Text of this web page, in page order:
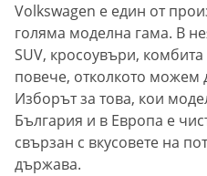
Volkswagen е един от
голяма моделна гама. В
SUV, кросоувъри,
повече, отколкото можем
Изборът за това, кои
България и в Европа е
свързан с вкусовете на
държава.